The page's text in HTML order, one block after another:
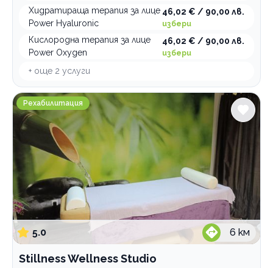
Хидратираща терапия за лице
Power Hyaluronic
46,02 € / 90,00 лв.
избери
Кислородна терапия за лице
Power Oxygen
46,02 € / 90,00 лв.
избери
+ още 2 услуги
Stillness Wellness Studio
Рехабилитация
5.0 6 км
Stillness Wellness Studio